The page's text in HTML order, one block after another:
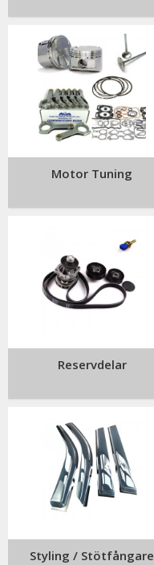
Motor Tuning
Reservdelar
Styling / Stötfångare